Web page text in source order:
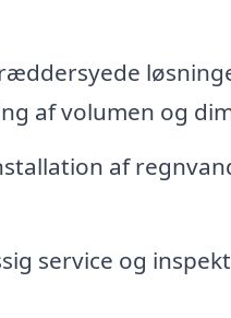
af volumen og
af
service og